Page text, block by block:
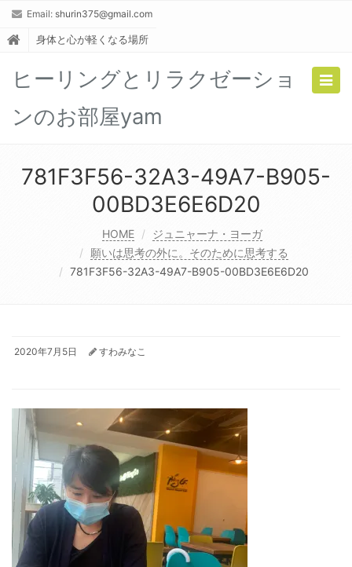
Email: shurin375@gmail.com
身体と心が軽くなる場所
ヒーリングとリラクゼーショ
ンのお部屋yam
781F3F56-32A3-49A7-B905-
00BD3E6E6D20
HOME
ジュニャーナ・ヨーガ
願いは思考の外に。そのために思考する
781F3F56-32A3-49A7-B905-00BD3E6E6D20
2020年7月5日 すわみなこ